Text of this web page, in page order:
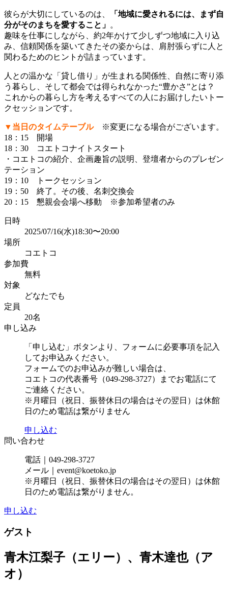
彼らが大切にしているのは、
「地域に愛されるには、まず自
分がそのまちを愛すること」 。
趣味を仕事にしながら、約2年かけて少しずつ地域に入り込
み、信頼関係を築いてきたその姿からは、肩肘張らずに人と
関わるためのヒントが詰まっています。
人との温かな「貸し借り」が生まれる関係性、自然に寄り添
う暮らし、そして都会では得られなかった“豊かさ”とは？
これからの暮らし方を考えるすべての人にお届けしたいトー
クセッションです。
▼当日のタイムテーブル※変更になる場合がございます。
18：15 開場
18：30 コエトコナイトスタート
・コエトコの紹介、企画趣旨の説明、登壇者からのプレゼン
テーション
19：10 トークセッション
19：50 終了。その後、名刺交換会
20：15 懇親会会場へ移動 ※参加希望者のみ
日時
2025/07/16(水)18:30〜20:00
場所
コエトコ
参加費
無料
対象
どなたでも
定員
20名
申し込み
「申し込む」ボタンより、フォームに必要事項を記入
してお申込みください。
フォームでのお申込みが難しい場合は、
コエトコの代表番号（049-298-3727）までお電話にて
ご連絡ください。
※月曜日（祝日、振替休日の場合はその翌日）は休館
日のため電話は繋がりません
申し込む
問い合わせ
電話｜049-298-3727
メール｜event@koetoko.jp
※月曜日（祝日、振替休日の場合はその翌日）は休館
日のため電話は繋がりません。
申し込む
ゲスト
青木江梨子（エリー）、青木達也（ア
オ）